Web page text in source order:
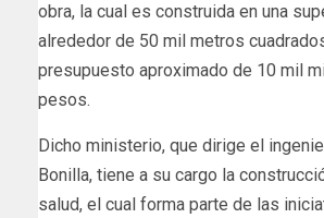
obra, la cual es construida en una
alrededor de 50 mil metros
presupuesto aproximado de 10 mil
pesos.
Dicho ministerio, que dirige el
Bonilla, tiene a su cargo la
salud, el cual forma parte de las